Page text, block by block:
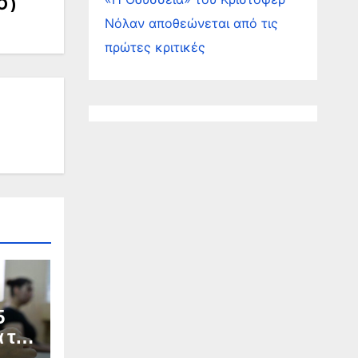
το
Νόλαν αποθεώνεται από τις
πρώτες κριτικές